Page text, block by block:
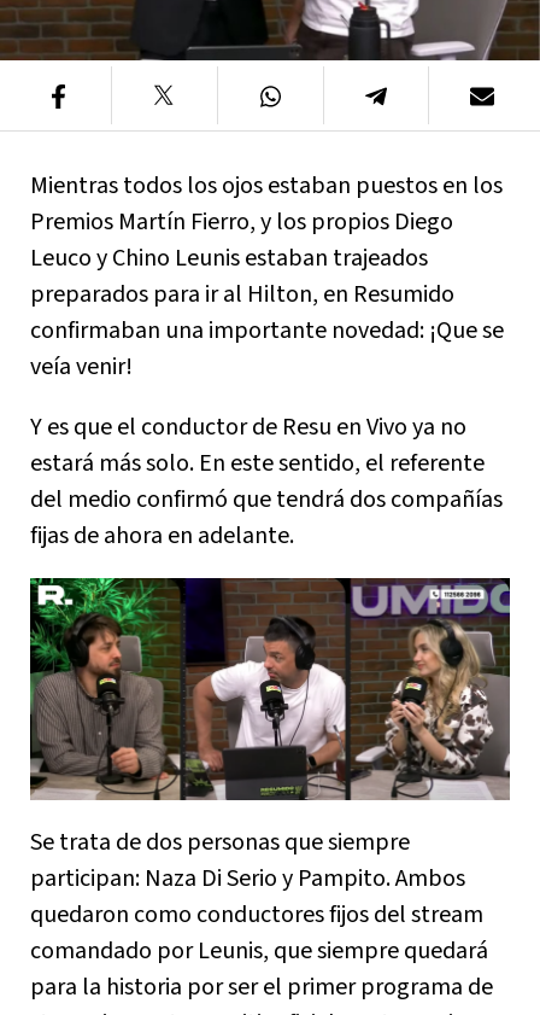
Mientras todos los ojos estaban puestos en los
Premios Martín Fierro, y los propios Diego
Leuco y Chino Leunis estaban trajeados
preparados para ir al Hilton, en Resumido
confirmaban una importante novedad: ¡Que se
veía venir!
Y es que el conductor de Resu en Vivo ya no
estará más solo. En este sentido, el referente
del medio confirmó que tendrá dos compañías
fijas de ahora en adelante.
Se trata de dos personas que siempre
participan: Naza Di Serio y Pampito. Ambos
quedaron como conductores fijos del stream
comandado por Leunis, que siempre quedará
para la historia por ser el primer programa de